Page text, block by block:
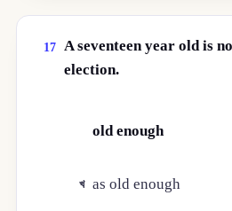
17 A seventeen year old is
election.
old enough
খ as old enough